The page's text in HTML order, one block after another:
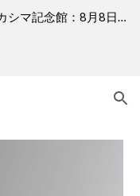
【夏季休業】 本社・工場、ジョージ ナカシマ記念館：8月8日（土）、9日（日）、11日（火）、13日（木）〜 16日（日）何卒ご了承くださいますようお願い申し上げます。 ＊銀座店はお盆期間中も営業しております。